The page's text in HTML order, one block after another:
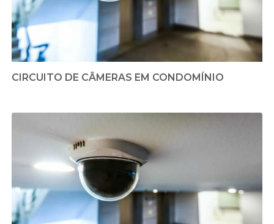
CIRCUITO DE CÂMERAS EM CONDOMÍNIO